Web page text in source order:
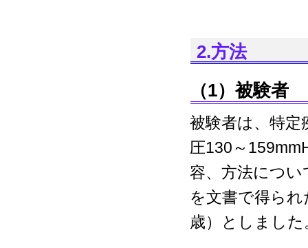
2.方法
（1）被験者
被験者は、特定
圧130～
容、方法につ
を文書で得ら
歳）としました